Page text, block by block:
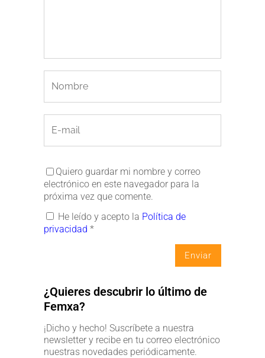
Quiero guardar mi nombre y correo
electrónico en este navegador para la
próxima vez que comente.
He leído y acepto la Política de
privacidad *
¿Quieres descubrir lo último de
Femxa?
¡Dicho y hecho! Suscríbete a nuestra
newsletter y recibe en tu correo electrónico
nuestras novedades periódicamente.